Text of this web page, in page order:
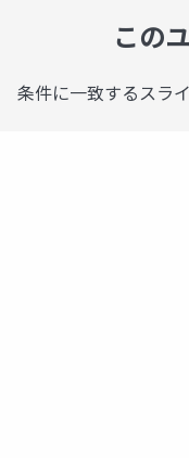
この
条件に一致するスラ